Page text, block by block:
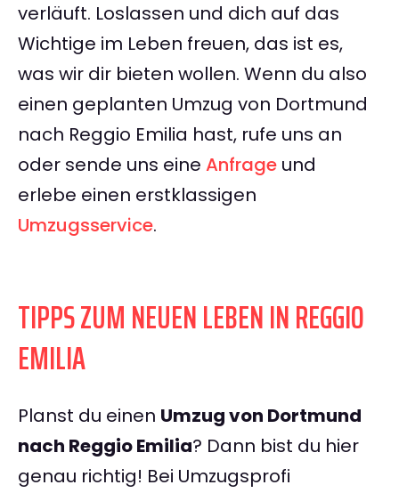
verläuft. Loslassen und dich auf das
Wichtige im Leben freuen, das ist es,
was wir dir bieten wollen. Wenn du also
einen geplanten Umzug von Dortmund
nach Reggio Emilia hast, rufe uns an
oder sende uns eine Anfrage und
erlebe einen erstklassigen
Umzugsservice.
TIPPS ZUM NEUEN LEBEN IN REGGIO
EMILIA
Planst du einen Umzug von Dortmund
nach Reggio Emilia? Dann bist du hier
genau richtig! Bei Umzugsprofi